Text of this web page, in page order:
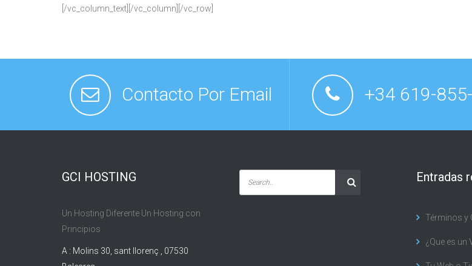
[/vc_column_text][/vc_column][/vc_row]
Contacto Por Email +34 619-
GCI HOSTING
Un Hosting Diferente Un Hosting con
Principios
A : Molins 30, sant llorenç , 07530
Entradas
Términos y
¿Que es un